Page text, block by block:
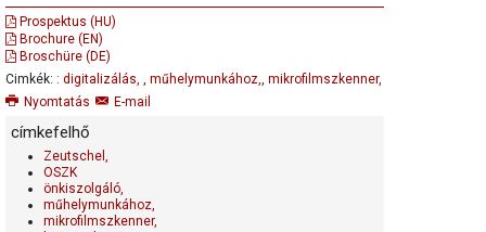
Szkennelési sebesség:
>700 kép/perc, 200ppi, és 1,400 kép/perc dual kimenet
esetén
Filmszalag szkennelési technika:
200 ppi sz.árnyalat 3-50 perc/tek
utófeldolgozás, automatikus képszerkesztés 1,600
kép/perc
Szkennelési mód:
valós 12 bit képfeldolgozás 256 szürkeárnyalat és f-f
esetén is
Quantum-szoftver
fejlett, a teljes tekercsre kiterjedő filmszalag
szkennelési technika,
képkocka felismerés és mentés.
A film 100%-ig be lesz szkennelve, nincs szükség
újraszkennelésre.
minden szabványos eszköz rendelkezésre áll, pl. az
növelés, fedettség szabályozás, maszkolás,
képforgatás, képvágás, invertálás, stb.,
Továbbá a munkafolyamat rögzítése kerül, kapcsolat
dokumentumkezelő rendszerekkel
Prospektus (HU)
Brochure (EN)
Broschüre (DE)
Cimkék: : digitalizálás, műhelymunkához,
mikrofilmszkenner,
Nyomtatás
E-mail
címkefelhő
Zeutschel,
OSZK
önkiszolgáló,
műhelymunkához,
mikrofilmszkenner,